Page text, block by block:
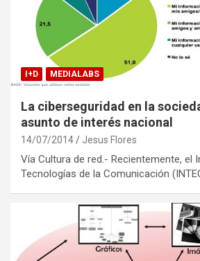
I+D MEDIALABS
La ciberseguridad en la
asunto de interés nacional
14/07/2014 Jesus Flores
Vía Cultura de red.- Recientemente, el
Tecnologías de la Comunicación